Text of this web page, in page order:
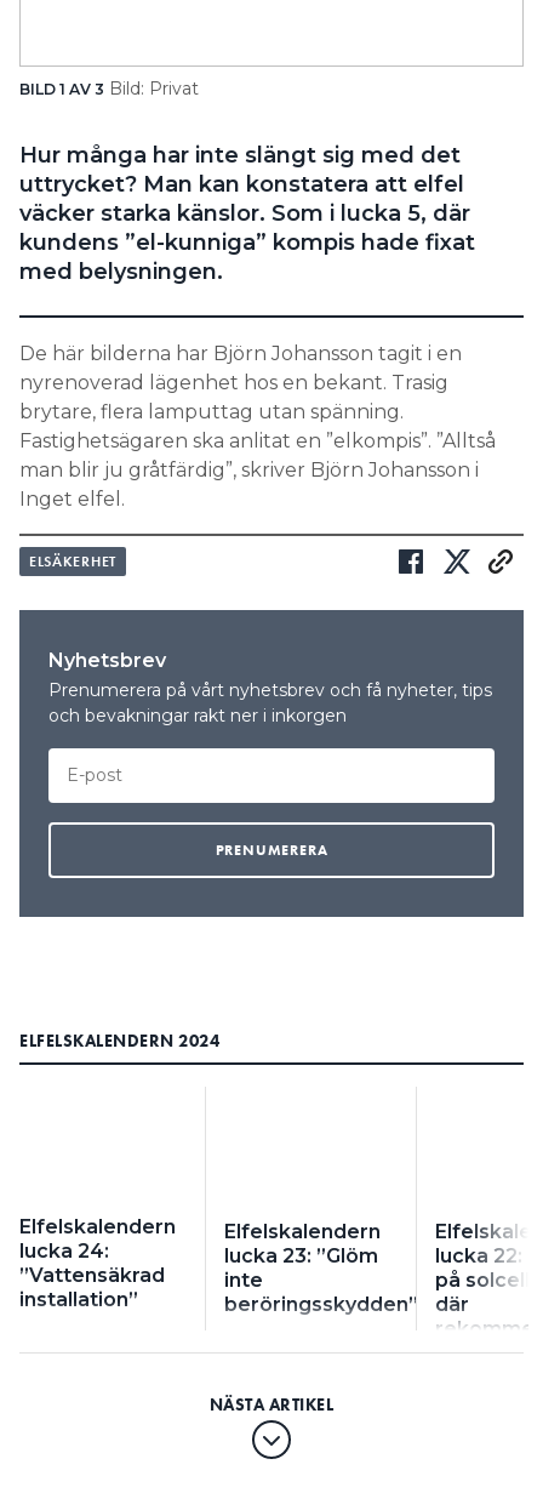
SEARCH
BILD 1 AV 3 Bild: Privat
Hur många har inte slängt sig med det
uttrycket? Man kan konstatera att elfel
väcker starka känslor. Som i lucka 5, där
kundens ”el-kunniga” kompis hade fixat
med belysningen.
De här bilderna har Björn Johansson tagit i en
nyrenoverad lägenhet hos en bekant. Trasig
brytare, flera lamputtag utan spänning.
Fastighetsägaren ska anlitat en ”elkompis”. ”Alltså
man blir ju gråtfärdig”, skriver Björn Johansson i
Inget elfel.
ELSÄKERHET
Nyhetsbrev
Prenumerera på vårt nyhetsbrev och få nyheter, tips
och bevakningar rakt ner i inkorgen
ELFELSKALENDERN 2024
Elfelskalendern
lucka 24:
”Vattensäkrad
installation”
Elfelskalendern
lucka 23: ”Glöm
inte
beröringsskydden”
lucka 22: ”
på
där
var